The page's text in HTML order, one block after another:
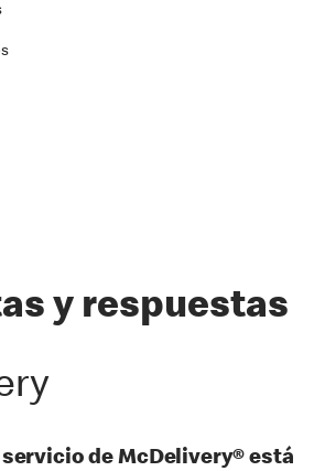
y respuestas
servicio de McDelivery® está